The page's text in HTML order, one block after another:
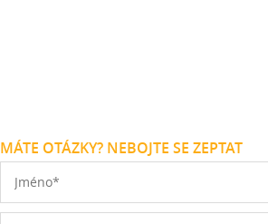
MÁTE OTÁZKY? NEBOJTE SE ZEPTAT